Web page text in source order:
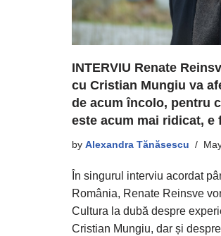
INTERVIU Renate
cu Cristian Mungiu va
de acum încolo, pentru
este acum mai ridicat, e
by Alexandra Tănăsescu
În singurul interviu acordat
România, Renate Reinsve
Cultura la dubă despre
Cristian Mungiu, dar și